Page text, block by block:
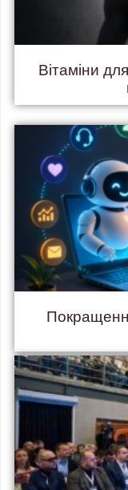
Вітаміни